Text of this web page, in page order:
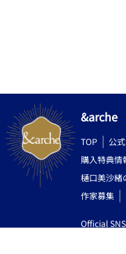
&arche
TOP 公
購入特典情
樋口美沙緒
作家募集
Official SNS